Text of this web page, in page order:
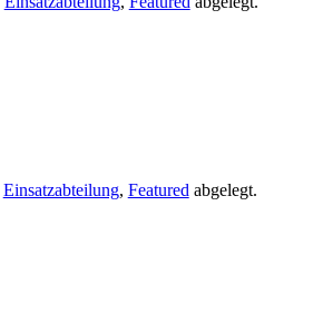
Einsatzabteilung, Featured abgelegt.